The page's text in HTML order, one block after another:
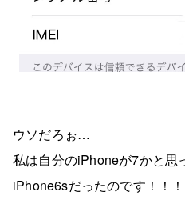
ウソだろぉ…
私は自分のiPhoneが7かと思
iPhone6sだったのです！！！